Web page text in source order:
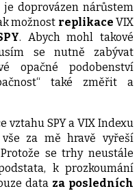
doprovázen nárůstem
možnost replikace VIX
. Abych mohl takové
se nutně zabývat
opačné podobenství
také změřit a
SPY a VIX Indexu
za mě hravě vyřeší
se trhy neustále
k prozkoumání
data za posledních